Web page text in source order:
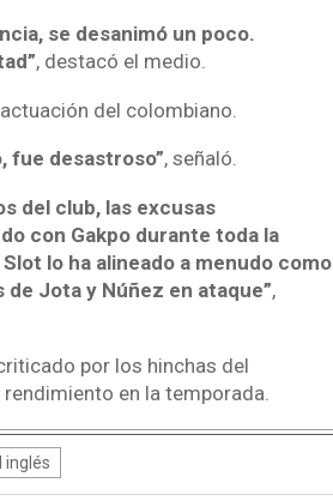
se desanimó un poco.
, destacó el medio.
del colombiano.
fue desastroso”, señaló.
del club, las excusas
con Gakpo durante toda la
lo ha alineado a menudo como
Jota y Núñez en ataque”,
por los hinchas del
en la temporada.
inglés